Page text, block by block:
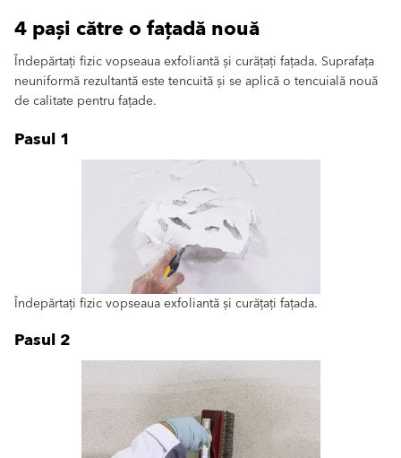
4 pași către o fațadă nouă
Îndepărtați fizic vopseaua exfoliantă și curățați fațada. Suprafața
neuniformă rezultantă este tencuită și se aplică o tencuială nouă
de calitate pentru fațade.
Pasul 1
Îndepărtați fizic vopseaua exfoliantă și curățați fațada.
Pasul 2